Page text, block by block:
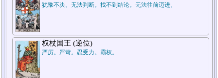
犹豫不决。无法判断。找不到结论。无法往前迈进。
权杖国王 (逆位)
严厉。严苛。忍受力。霸权。